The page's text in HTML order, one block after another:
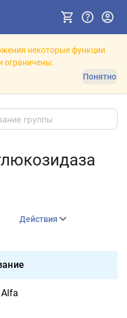
некоторые функции
ограничены.
Понятно
Действия